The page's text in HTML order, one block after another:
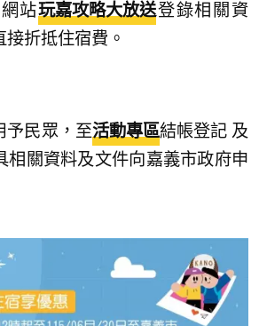
站玩嘉攻略大放送登錄相關資
折抵住宿費。
予民眾，至活動專區結帳登記 及
相關資料及文件向嘉義市政府申